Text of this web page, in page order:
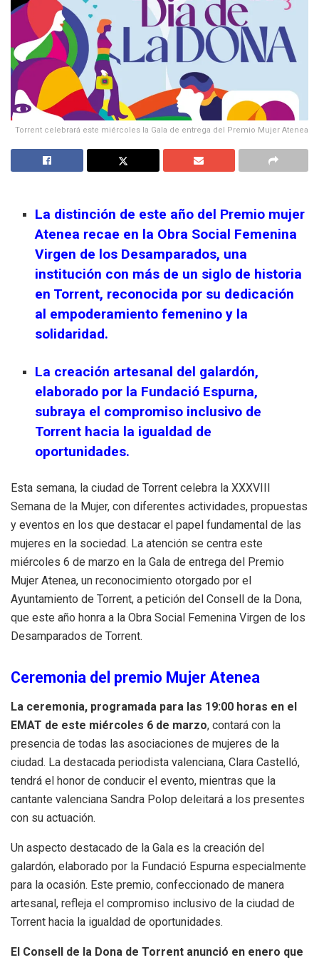
Torrent celebrará este miércoles la Gala de entrega del Premio Mujer Atenea
La distinción de este año del Premio mujer
Atenea recae en la Obra Social Femenina
Virgen de los Desamparados, una
institución con más de un siglo de historia
en Torrent, reconocida por su dedicación
al empoderamiento femenino y la
solidaridad.
La creación artesanal del galardón,
elaborado por la Fundació Espurna,
subraya el compromiso inclusivo de
Torrent hacia la igualdad de
oportunidades.
Esta semana, la ciudad de Torrent celebra la XXXVIII
Semana de la Mujer, con diferentes actividades, propuestas
y eventos en los que destacar el papel fundamental de las
mujeres en la sociedad. La atención se centra este
miércoles 6 de marzo en la Gala de entrega del Premio
Mujer Atenea, un reconocimiento otorgado por el
Ayuntamiento de Torrent, a petición del Consell de la Dona,
que este año honra a la Obra Social Femenina Virgen de los
Desamparados de Torrent.
Ceremonia del premio Mujer Atenea
La ceremonia, programada para las 19:00 horas en el
EMAT de este miércoles 6 de marzo, contará con la
presencia de todas las asociaciones de mujeres de la
ciudad. La destacada periodista valenciana, Clara Castelló,
tendrá el honor de conducir el evento, mientras que la
cantante valenciana Sandra Polop deleitará a los presentes
con su actuación.
Un aspecto destacado de la Gala es la creación del
galardón, elaborado por la Fundació Espurna especialmente
para la ocasión. Este premio, confeccionado de manera
artesanal, refleja el compromiso inclusivo de la ciudad de
Torrent hacia la igualdad de oportunidades.
El Consell de la Dona de Torrent anunció en enero que